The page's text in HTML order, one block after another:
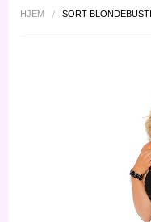
HJEM / SORT